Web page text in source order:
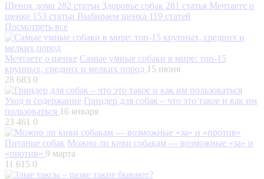
Щенок дома 282 статьи Здоровье собак 281 статья Мечтаете о
щенке 153 статьи Выбираем щенка 119 статей
Посмотреть все
Мечтаете о щенке Самые умные собаки в мире: топ-15
крупных, средних и мелких пород 15 июня
28 683 0
Уход и содержание Гриндер для собак – что это такое и как им
пользоваться 16 января
23 461 0
Питание собак Можно ли киви собакам — возможные «за» и
«против» 9 марта
11 615 0